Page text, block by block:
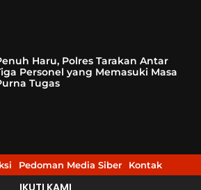
Haru, Polres Tarakan Antar
Personel yang Memasuki Masa
Tugas
Pedoman Media Siber Kontak
IKUTI KAMI